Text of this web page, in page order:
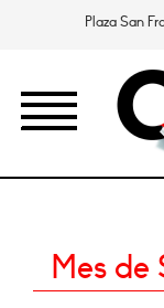
Plaza San
Mes de